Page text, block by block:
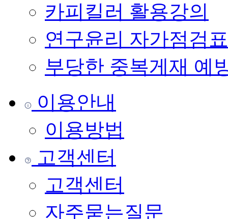
카피킬러 활용강의
연구윤리 자가점검표
부당한 중복게재 예
이용안내
이용방법
고객센터
고객센터
자주묻는질문